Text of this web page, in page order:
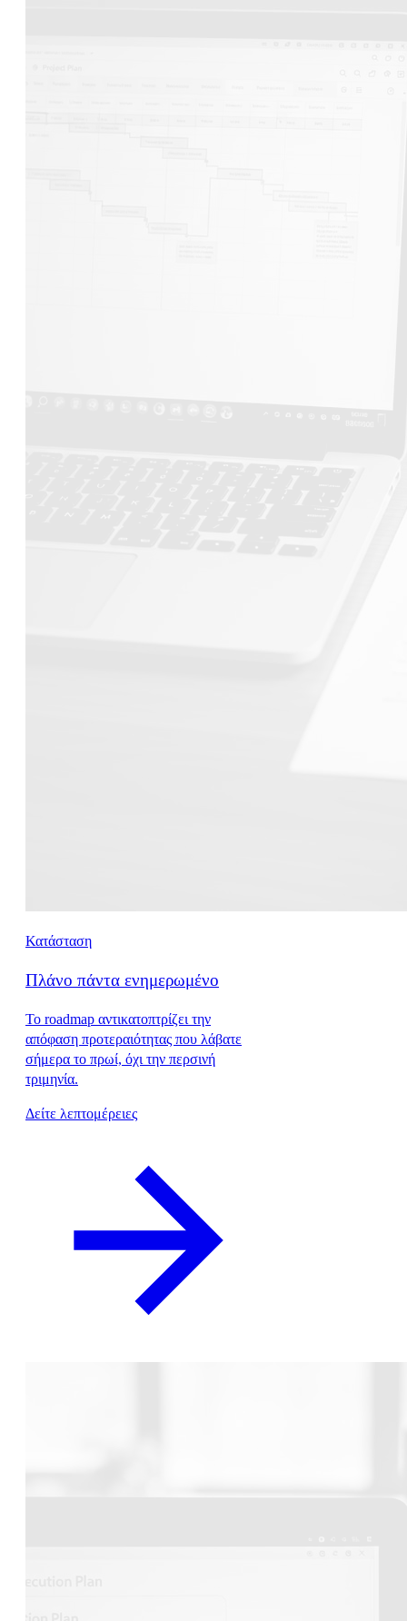
Κατάσταση
Πλάνο πάντα ενημερωμένο
Το roadmap αντικατοπτρίζει την
απόφαση προτεραιότητας που λάβατε
σήμερα το πρωί, όχι την περσινή
τριμηνία.
Δείτε λεπτομέρειες